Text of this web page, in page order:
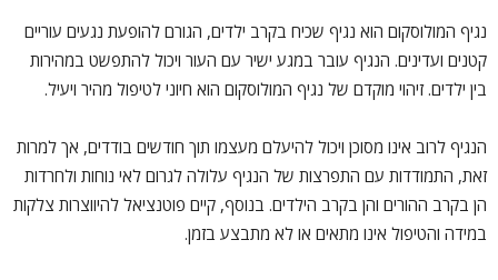
נגיף המולוסקום הוא נגיף שכיח בקרב ילדים, הגורם להופעת נגעים עוריים
קטנים ועדינים. הנגיף עובר במגע ישיר עם העור ויכול להתפשט במהירות
בין ילדים. זיהוי מוקדם של נגיף המולוסקום הוא חיוני לטיפול מהיר ויעיל.
הנגיף לרוב אינו מסוכן ויכול להיעלם מעצמו תוך חודשים בודדים, אך למרות
זאת, התמודדות עם התפרצות של הנגיף עלולה לגרום לאי נוחות ולחרדות
הן בקרב ההורים והן בקרב הילדים. בנוסף, קיים פוטנציאל להיווצרות צלקות
במידה והטיפול אינו מתאים או לא מתבצע בזמן.